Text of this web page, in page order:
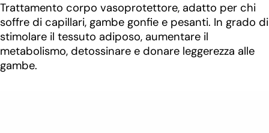
Trattamento corpo vasoprotettore, adatto per chi
soffre di capillari, gambe gonfie e pesanti. In grado di
stimolare il tessuto adiposo, aumentare il
metabolismo, detossinare e donare leggerezza alle
gambe.